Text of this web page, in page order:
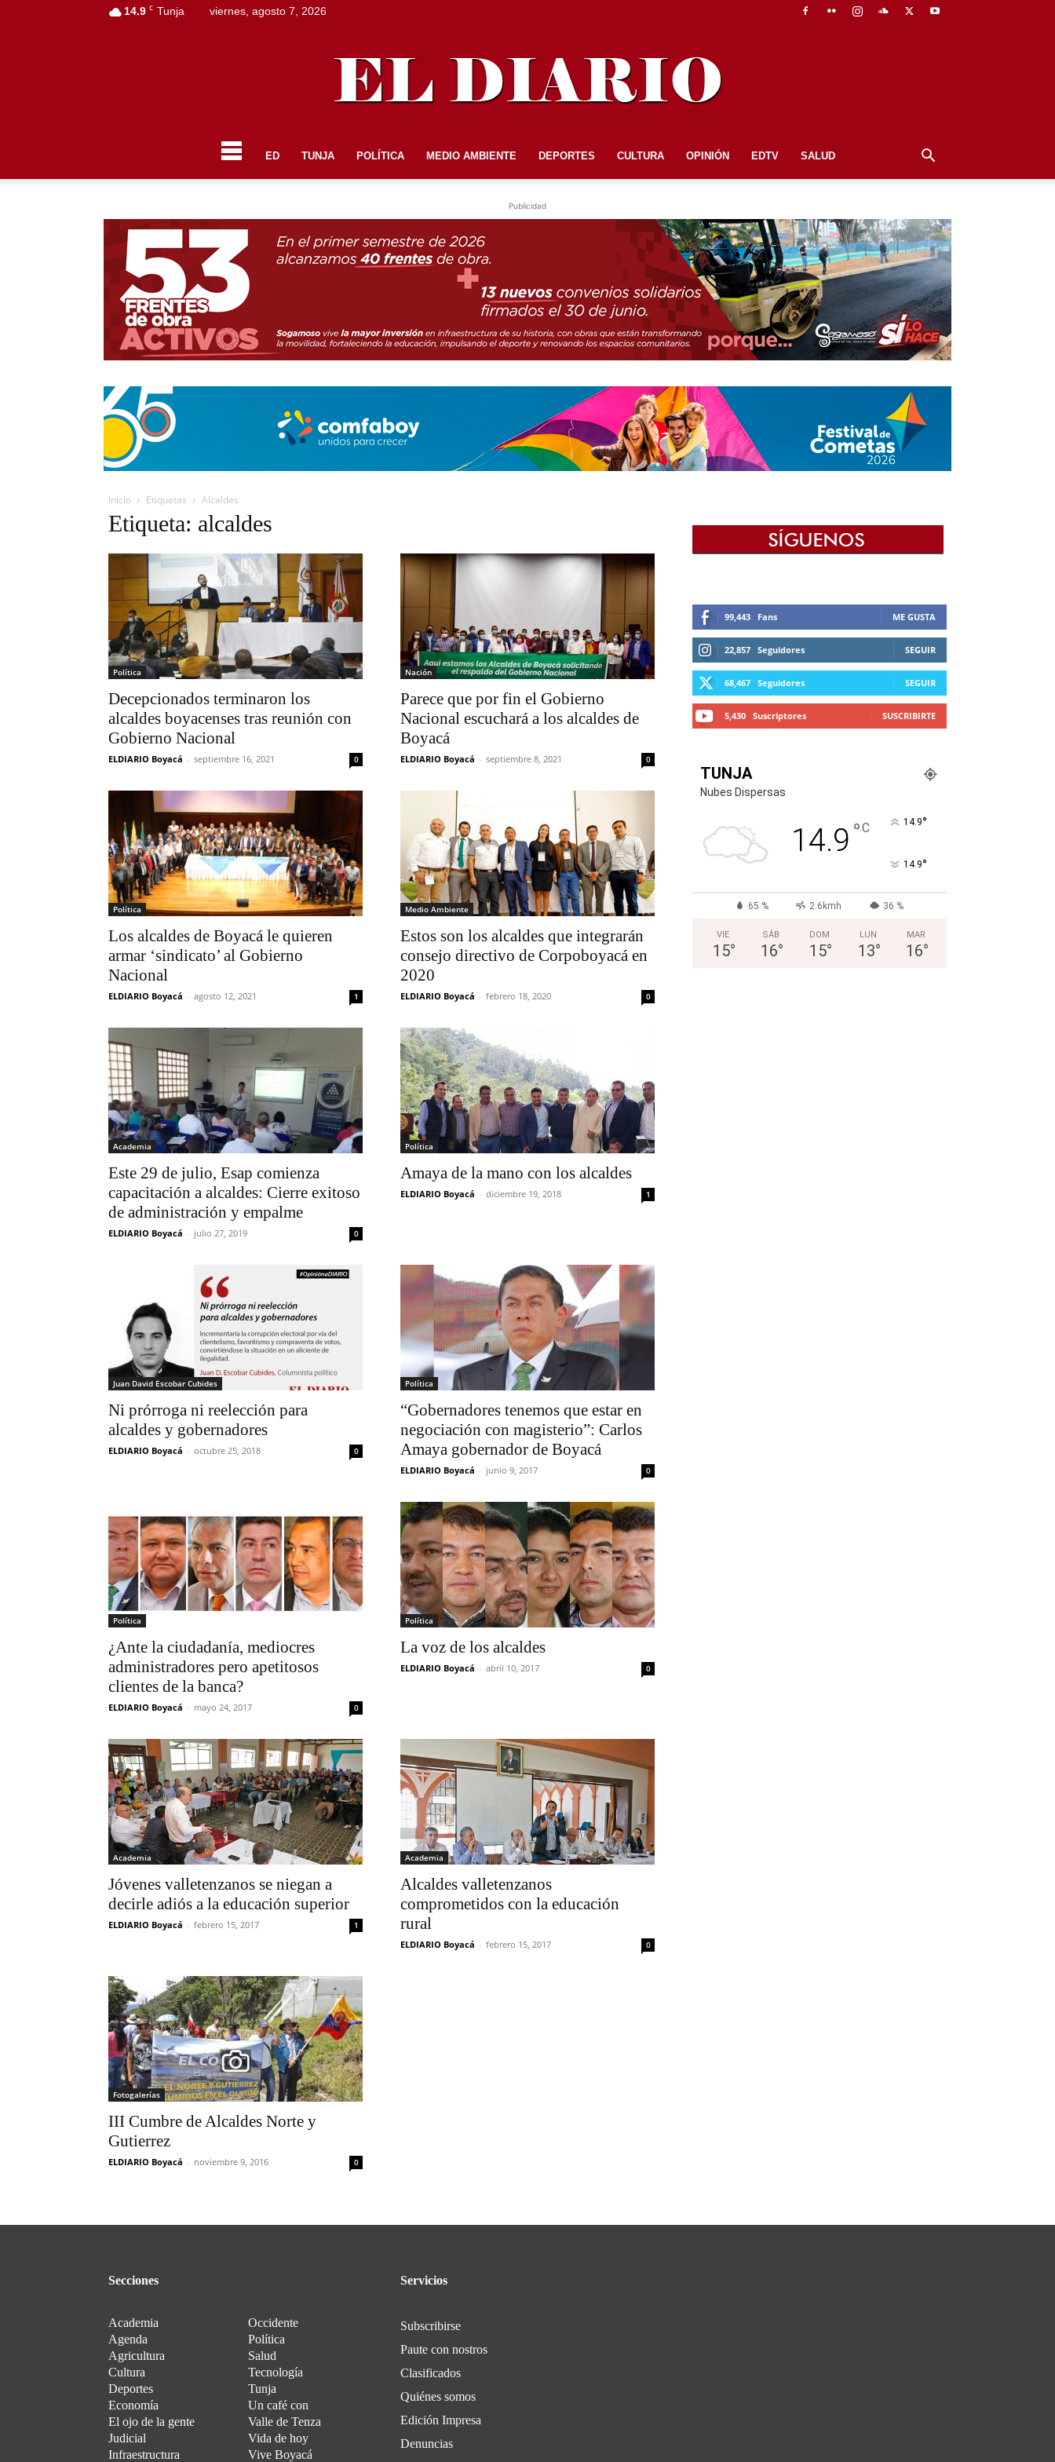
14.9 C Tunja viernes, agosto 7, 2026
DIARIO
ED TUNJA POLÍTICA MEDIO AMBIENTE DEPORTES CULTURA OPINIÓN EDTV SALUD
Publicidad
Inicio Etiquetas Alcaldes
Etiqueta: alcaldes
Política
Decepcionados terminaron los
alcaldes boyacenses tras reunión con
Gobierno Nacional
ELDIARIO Boyacá - septiembre 16, 2021 0
Nación
Parece que por fin el Gobierno
Nacional escuchará a los alcaldes de
Boyacá
ELDIARIO Boyacá - septiembre 8, 2021 0
Política
Los alcaldes de Boyacá le quieren
armar ‘sindicato’ al Gobierno
Nacional
ELDIARIO Boyacá - agosto 12, 2021 1
Medio Ambiente
Estos son los alcaldes que integrarán
consejo directivo de Corpoboyacá en
2020
ELDIARIO Boyacá - febrero 18, 2020 0
Academia
Este 29 de julio, Esap comienza
capacitación a alcaldes: Cierre exitoso
de administración y empalme
ELDIARIO Boyacá - julio 27, 2019 0
Política
Amaya de la mano con los alcaldes
ELDIARIO Boyacá - diciembre 19, 2018 1
Juan David Escobar Cubides
Ni prórroga ni reelección para
alcaldes y gobernadores
ELDIARIO Boyacá - octubre 25, 2018 0
Política
“Gobernadores tenemos que estar en
negociación con magisterio”: Carlos
Amaya gobernador de Boyacá
ELDIARIO Boyacá - junio 9, 2017 0
Política
¿Ante la ciudadanía, mediocres
administradores pero apetitosos
clientes de la banca?
ELDIARIO Boyacá - mayo 24, 2017 0
Política
La voz de los alcaldes
ELDIARIO Boyacá - abril 10, 2017 0
Academia
Jóvenes valletenzanos se niegan a
decirle adiós a la educación superior
ELDIARIO Boyacá - febrero 15, 2017 1
Academia
Alcaldes valletenzanos
comprometidos con la educación
rural
ELDIARIO Boyacá - febrero 15, 2017 0
Fotogalerías
III Cumbre de Alcaldes Norte y
Gutierrez
ELDIARIO Boyacá - noviembre 9, 2016 0
99,443 Fans ME GUSTA
22,857 Seguidores SEGUIR
68,467 Seguidores SEGUIR
5,430 Suscriptores SUSCRIBIRTE
TUNJA
Nubes Dispersas
14.9 °C 14.9°
14.9°
65 % 2.6kmh 36 %
VIE
15°
SÁB
16°
DOM
15°
LUN
13°
MAR
16°
Secciones
Academia
Agenda
Agricultura
Cultura
Deportes
Economía
El ojo de la gente
Judicial
Infraestructura
Occidente
Política
Salud
Tecnología
Tunja
Un café con
Valle de Tenza
Vida de hoy
Vive Boyacá
Servicios
Subscribirse
Paute con nostros
Clasificados
Quiénes somos
Edición Impresa
Denuncias